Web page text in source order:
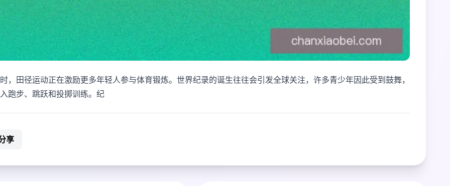
，田径运动正在激励更多年轻人参与体育锻炼。世界纪录的诞生往往会引发全球关注，许多青少年因此受到鼓舞，
跑步、跳跃和投掷训练。纪
享